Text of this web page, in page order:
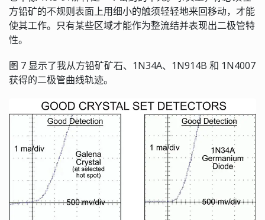
方铅矿的不规则表面上用细小的触须轻轻地来回移动，才能
使其工作。只有某些区域才能作为整流结并表现出二极管特
性。
图 7 显示了我从方铅矿矿石、1N34A、1N914B 和 1N4007
获得的二极管曲线轨迹。